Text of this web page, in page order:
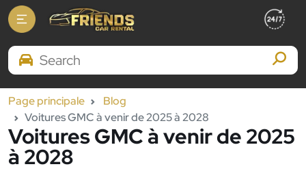
Search Brands
Page principale
Blog
Voitures GMC à venir de 2025 à 2028
Voitures GMC à venir de 2025
à 2028